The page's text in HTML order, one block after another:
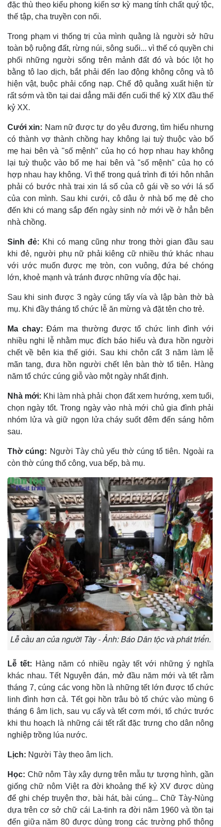
đặc thù theo kiểu phong kiến sơ kỳ mang tính chất quý tộc,
thế tập, cha truyền con nối.
Trong phạm vi thống trị của mình quằng là người sở hữu
toàn bộ ruộng đất, rừng núi, sông suối... vì thế có quyền chi
phối những người sống trên mảnh đất đó và bóc lột họ
bằng tô lao dịch, bắt phải đến lao động không công và tô
hiện vật, buộc phải cống nạp. Chế độ quằng xuất hiện từ
rất sớm và tồn tại dai dẳng mãi đến cuối thế kỷ XIX đầu thế
kỷ XX.
Cưới xin: Nam nữ được tự do yêu đương, tìm hiểu nhưng
có thành vợ thành chồng hay không lại tuỳ thuộc vào bố
mẹ hai bên và "số mệnh" của họ có hợp nhau hay không
lại tuỳ thuộc vào bố mẹ hai bên và "số mệnh" của họ có
hợp nhau hay không. Vì thế trong quá trình đi tới hôn nhân
phải có bước nhà trai xin lá số của cô gái về so với lá số
của con mình. Sau khi cưới, cô dâu ở nhà bố mẹ đẻ cho
đến khi có mang sắp đến ngày sinh nở mới về ở hẳn bên
nhà chồng.
Sinh đẻ: Khi có mang cũng như trong thời gian đầu sau
khi đẻ, người phụ nữ phải kiêng cữ nhiều thứ khác nhau
với ước muốn được mẹ tròn, con vuông, đứa bé chóng
lớn, khoẻ mạnh và tránh được những vía độc hại.
Sau khi sinh được 3 ngày cúng tẩy vía và lập bàn thờ bà
mụ. Khi đầy tháng tổ chức lễ ăn mừng và đặt tên cho trẻ.
Ma chay:Ðám ma thường được tổ chức linh đình với
nhiều nghi lễ nhằm mục đích báo hiếu và đưa hồn người
chết về bên kia thế giới. Sau khi chôn cất 3 năm làm lễ
mãn tang, đưa hồn người chết lên bàn thờ tổ tiên. Hàng
năm tổ chức cúng giỗ vào một ngày nhất định.
Nhà mới: Khi làm nhà phải chọn đất xem hướng, xem tuổi,
chọn ngày tốt. Trong ngày vào nhà mới chủ gia đình phải
nhóm lửa và giữ ngọn lửa cháy suốt đêm đến sáng hôm
sau.
Thờ cúng: Người Tày chủ yếu thờ cúng tổ tiên. Ngoài ra
còn thờ cúng thổ công, vua bếp, bà mụ.
Lễ cầu an của người Tày - Ảnh: Báo Dân tộc và phát triển.
Lễ tết: Hàng năm có nhiều ngày tết với những ý nghĩa
khác nhau. Tết Nguyên đán, mở đầu năm mới và tết rằm
tháng 7, cúng các vong hồn là những tết lớn được tổ chức
linh đình hơn cả. Tết gọi hồn trâu bò tổ chức vào mùng 6
tháng 6 âm lịch, sau vụ cấy và tết cơm mới, tổ chức trước
khi thu hoạch là những cái tết rất đặc trưng cho dân nông
nghiệp trồng lúa nước.
Lịch: Người Tày theo âm lịch.
Học: Chữ nôm Tày xây dựng trên mẫu tự tượng hình, gần
giống chữ nôm Việt ra đời khoảng thế kỷ XV được dùng
để ghi chép truyện thơ, bài hát, bài cúng... Chữ Tày-Nùng
dựa trên cơ sở chữ cái La-tinh ra đời năm 1960 và tồn tại
đến giữa năm 80 được dùng trong các trường phổ thông